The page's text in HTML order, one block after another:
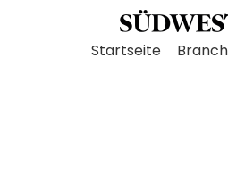
Startseite